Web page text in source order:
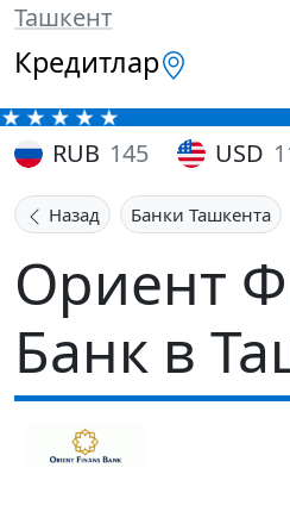
Ташкент
Кредитлар
RUB 145 USD
Назад Банки Ташкента
Ориент
Банк в